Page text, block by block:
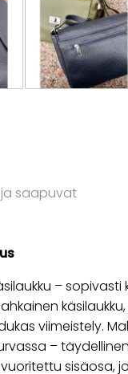
saapuvat
– sopivasti
viimeistely.
–
sisäosa,